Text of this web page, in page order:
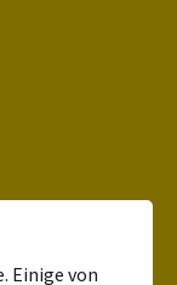
Einige von